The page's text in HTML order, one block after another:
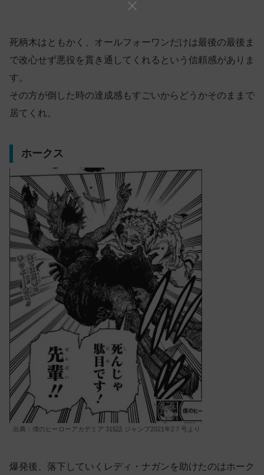
死柄木はともかく、オールフォーワンだけは最後の最後ま
で改心せず悪役を貫き通してくれるという信頼感がありま
す。
その方が倒した時の達成感もすごいからどうかそのままで
居てくれ。
ホークス
出典：僕のヒーローアカデミア 315話 ジャンプ2021年2７号より
爆発後、落下していくレディ・ナガンを助けたのはホーク